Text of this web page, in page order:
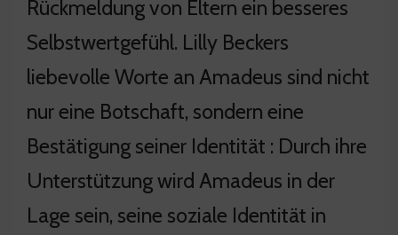
Rückmeldung von Eltern ein besseres
Selbstwertgefühl. Lilly Beckers
liebevolle Worte an Amadeus sind nicht
nur eine Botschaft, sondern eine
Bestätigung seiner Identität : Durch ihre
Unterstützung wird Amadeus in der
Lage sein, seine soziale Identität in